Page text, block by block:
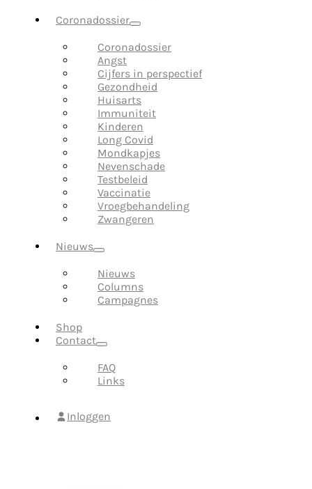
Coronadossier
Coronadossier
Angst
Cijfers in perspectief
Gezondheid
Huisarts
Immuniteit
Kinderen
Long Covid
Mondkapjes
Nevenschade
Testbeleid
Vaccinatie
Vroegbehandeling
Zwangeren
Nieuws
Nieuws
Columns
Campagnes
Shop
Contact
FAQ
Links
Inloggen